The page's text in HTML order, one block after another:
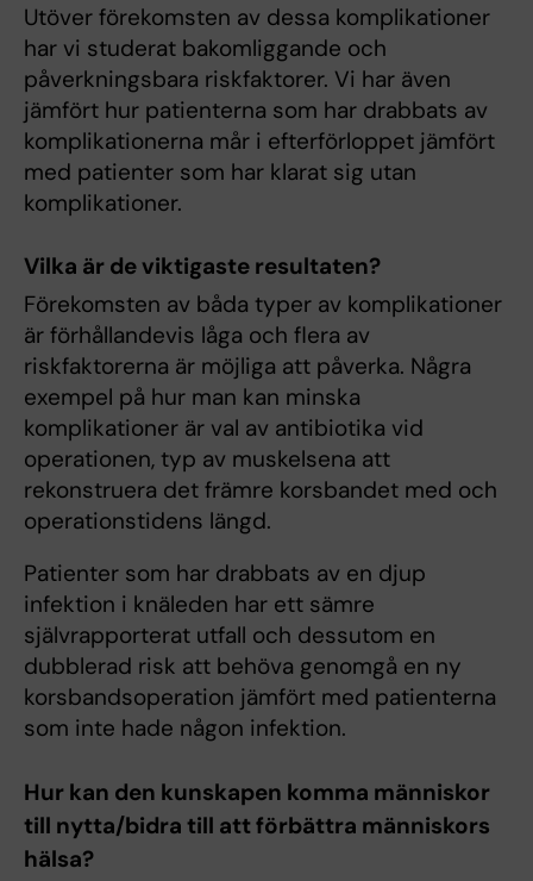
Utöver förekomsten av dessa komplikationer
har vi studerat bakomliggande och
påverkningsbara riskfaktorer. Vi har även
jämfört hur patienterna som har drabbats av
komplikationerna mår i efterförloppet jämfört
med patienter som har klarat sig utan
komplikationer.
Vilka är de viktigaste resultaten?
Förekomsten av båda typer av komplikationer
är förhållandevis låga och flera av
riskfaktorerna är möjliga att påverka. Några
exempel på hur man kan minska
komplikationer är val av antibiotika vid
operationen, typ av muskelsena att
rekonstruera det främre korsbandet med och
operationstidens längd.
Patienter som har drabbats av en djup
infektion i knäleden har ett sämre
självrapporterat utfall och dessutom en
dubblerad risk att behöva genomgå en ny
korsbandsoperation jämfört med patienterna
som inte hade någon infektion.
Hur kan den kunskapen komma människor
till nytta/bidra till att förbättra människors
hälsa?